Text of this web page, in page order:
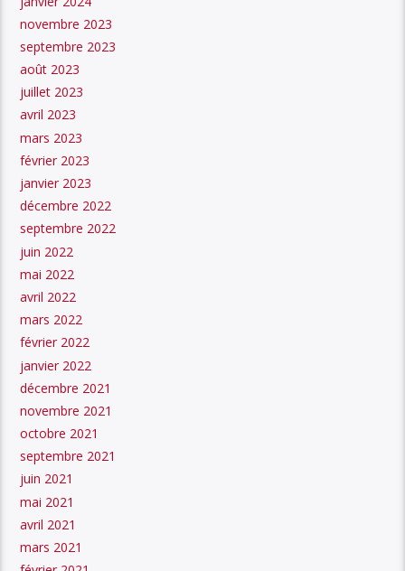
novembre 2023
septembre 2023
août 2023
juillet 2023
avril 2023
mars 2023
février 2023
janvier 2023
décembre 2022
septembre 2022
juin 2022
mai 2022
avril 2022
mars 2022
février 2022
janvier 2022
décembre 2021
novembre 2021
octobre 2021
septembre 2021
juin 2021
mai 2021
avril 2021
mars 2021